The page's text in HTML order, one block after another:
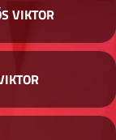
VIKTOR